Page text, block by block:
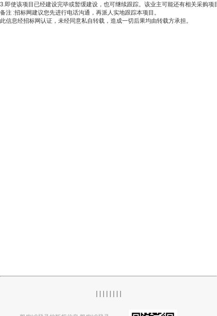
3.即使该项目已经建设完毕或暂缓建设，也可继续跟踪。该业主可能还有相关采购
备注 :招标网建议您先进行电话沟通，再派人实地跟踪本项目。
此信息经招标网认证，未经同意私自转载，造成一切后果均由转载方承担。
| | | | | | | |